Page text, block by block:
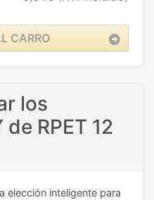
CARRO
los
RPET 12
elección inteligente para